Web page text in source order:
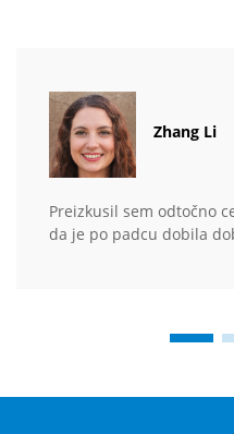
Zhang Li
Preizkusil sem odtočno
da je po padcu dobila